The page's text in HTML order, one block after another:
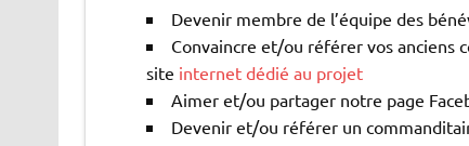
Devenir membre de l’équipe des
Convaincre et/ou référer vos anciens
site internet dédié au projet
Aimer et/ou partager notre page
Devenir et/ou référer un